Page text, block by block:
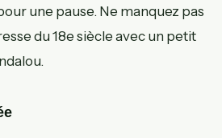
une pause. Ne manquez pas
du 18e siècle avec un petit